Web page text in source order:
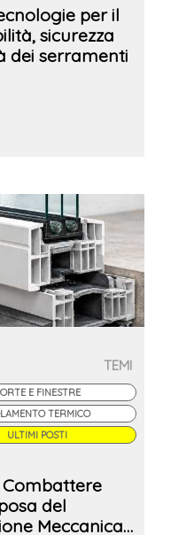
per il
sicurezza
dei serramenti
TEMI
E FINESTRE
TERMICO
ULTIMI POSTI
del
Meccanica